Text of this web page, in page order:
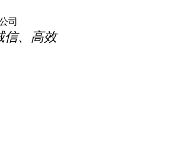
司
信、高效